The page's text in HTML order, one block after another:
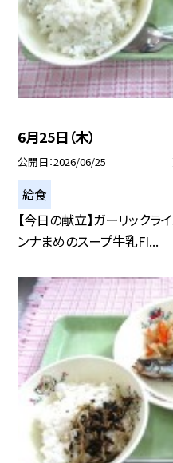
6月25日（木）
公開日 2026/06/25
給食
【今日の献立】ガーリックラ
ンナまめのスープ牛乳FI...